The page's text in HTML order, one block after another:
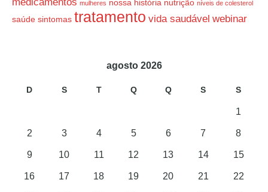
medicamentos mulheres nossa história nutrição níveis de colesterol
saúde sintomas tratamento vida saudável webinar
agosto 2026
D S T Q Q S S
1
2 3 4 5 6 7 8
9 10 11 12 13 14 15
16 17 18 19 20 21 22